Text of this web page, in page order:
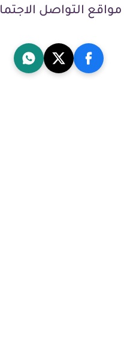
مواقع التواصل